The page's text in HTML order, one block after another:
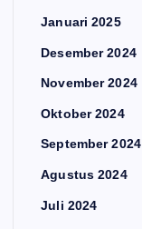
Januari 2025
Desember 2024
November 2024
Oktober 2024
September 2024
Agustus 2024
Juli 2024